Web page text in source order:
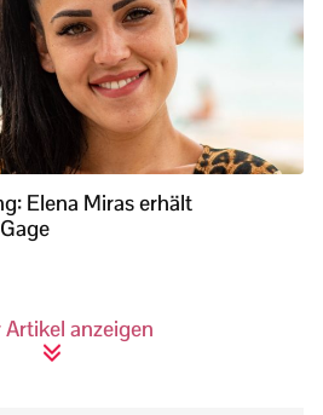
Elena Miras erhält
anzeigen